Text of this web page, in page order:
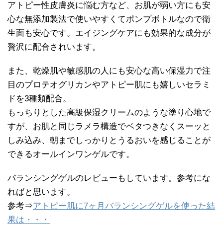
アトピー性皮膚炎に悩む方など、お肌が弱い方にも安
心な無添加製法で使いやすくてポンプボトルなので衛
生面も安心です。エイジングケアにも効果的な成分が
贅沢に配合されいます。
また、乾燥肌や敏感肌の人にも安心な高い保湿力で注
目のプロテオグリカンやアトピー肌にも嬉しいセラミ
ドを3種類配合。
もっちりとした高級保湿クリームのような塗り心地で
すが、お肌と同じラメラ構造でベタつきなくスーッと
しみ込み、朝までしっかりとうるおいを感じることが
できるオールインワンゲルです。
バランシングゲルのレビューもしています。参考にな
ればと思います。
参考⇒アトピー肌に7ヶ月バランシングゲルを使った結
果は・・・